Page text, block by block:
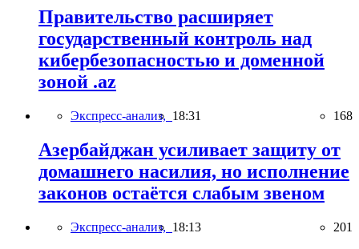
Правительство расширяет
государственный контроль над
кибербезопасностью и доменной
зоной .az
Экспресс-анализ, 18:31 168
Азербайджан усиливает защиту от
домашнего насилия, но исполнение
законов остаётся слабым звеном
Экспресс-анализ, 18:13 201